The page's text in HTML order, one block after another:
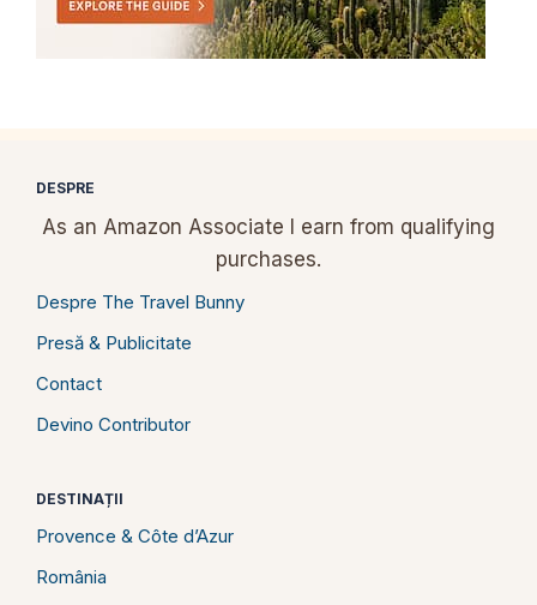
DESPRE
As an Amazon Associate I earn from qualifying
purchases.
Despre The Travel Bunny
Presă & Publicitate
Contact
Devino Contributor
DESTINAȚII
Provence & Côte d’Azur
România